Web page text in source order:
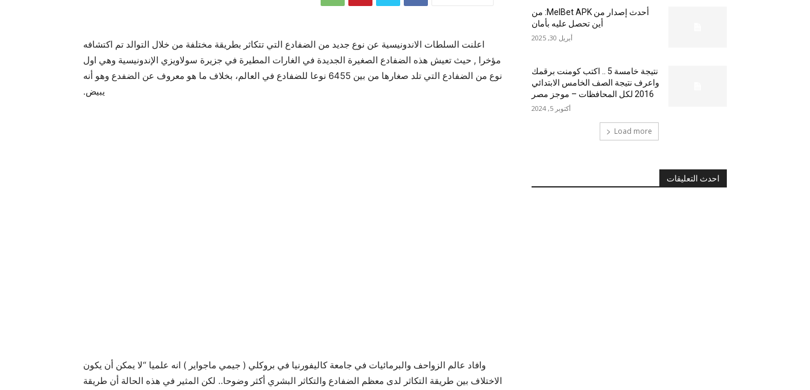
اعلنت السلطات الاندونيسية عن نوع جديد من الضفادع التي تتكاثر بطريقة مختلفة من خلال التوالد تم اكتشافه
مؤخرا , حيث تعيش هذه الضفادع الصغيرة الجديدة في الغارات المطيرة في جزيرة سولاويزي الإندونيسية وهي اول
نوع من الضفادع التي تلد صغارها من بين 6455 نوعا للضفادع في العالم، بخلاف ما هو معروف عن الضفدع وهو أنه
يبيض.
وافاد عالم الزواحف والبرمائيات في جامعة كاليفورنيا في بروكلي ( جيمي ماجواير ) انه علميا “لا يمكن أن يكون
الاختلاف بين طريقة التكاثر لدى معظم الضفادع والتكاثر البشري أكثر وضوحا.. لكن المثير في هذه الحالة أن طريقة
أحدث إصدار من MelBet APK: من
أين تحصل عليه بأمان
أبريل 30, 2025
نتيجة خامسة 5 .. اكتب كومنت برقمك
واعرف نتيجة الصف الخامس الابتدائي
2016 لكل المحافظات – موجز مصر
أكتوبر 5, 2024
Load more
احدث التعليقات